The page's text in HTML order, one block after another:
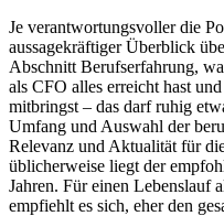
Je verantwortungsvoller die
aussagekräftiger Überblick
Abschnitt Berufserfahrung,
als CFO alles erreicht hast
mitbringst – das darf ruhig
Umfang und Auswahl der
Relevanz und Aktualität für
üblicherweise liegt der
Jahren. Für einen Lebenslauf
empfiehlt es sich, eher den